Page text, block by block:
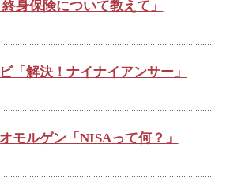
身保険について教えて」
「解決！ナイナイアンサー」
モルゲン「NISAって何？」